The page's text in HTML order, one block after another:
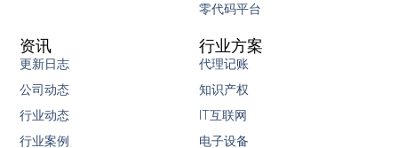
零代码平台
行业方案
代理记账
知识产权
IT互联网
电子设备
资讯
更新日志
公司动态
行业动态
行业案例